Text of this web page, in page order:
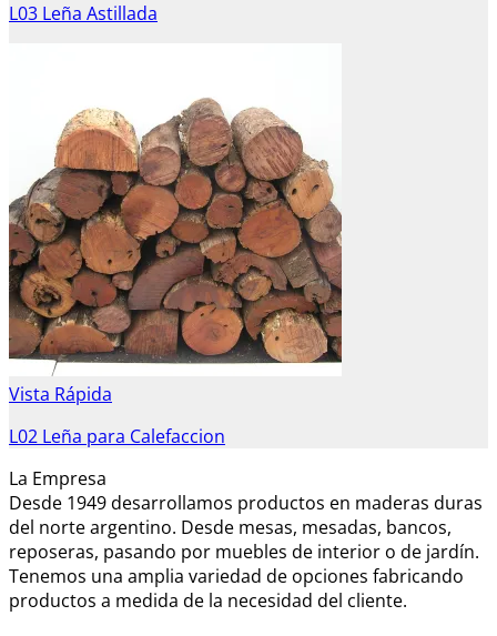
L03 Leña Astillada
Vista Rápida
L02 Leña para Calefaccion
La Empresa
Desde 1949 desarrollamos productos en maderas duras
del norte argentino. Desde mesas, mesadas, bancos,
reposeras, pasando por muebles de interior o de jardín.
Tenemos una amplia variedad de opciones fabricando
productos a medida de la necesidad del cliente.